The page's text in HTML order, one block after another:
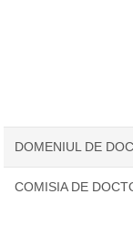
DOMENIUL DE
COMISIA DE